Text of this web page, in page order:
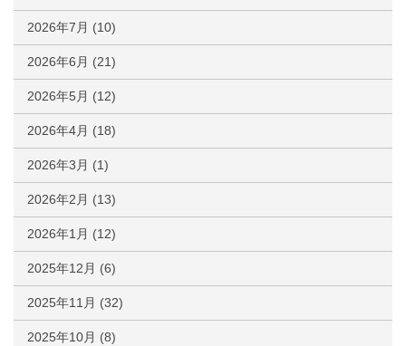
2026年7月 (10)
2026年6月 (21)
2026年5月 (12)
2026年4月 (18)
2026年3月 (1)
2026年2月 (13)
2026年1月 (12)
2025年12月 (6)
2025年11月 (32)
2025年10月 (8)